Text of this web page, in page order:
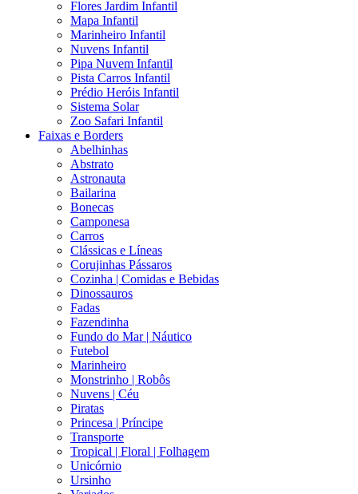
Flores Jardim Infantil
Mapa Infantil
Marinheiro Infantil
Nuvens Infantil
Pipa Nuvem Infantil
Pista Carros Infantil
Prédio Heróis Infantil
Sistema Solar
Zoo Safari Infantil
Faixas e Borders
Abelhinhas
Abstrato
Astronauta
Bailarina
Bonecas
Camponesa
Carros
Clássicas e Líneas
Corujinhas Pássaros
Cozinha | Comidas e Bebidas
Dinossauros
Fadas
Fazendinha
Fundo do Mar | Náutico
Futebol
Marinheiro
Monstrinho | Robôs
Nuvens | Céu
Piratas
Princesa | Príncipe
Transporte
Tropical | Floral | Folhagem
Unicórnio
Ursinho